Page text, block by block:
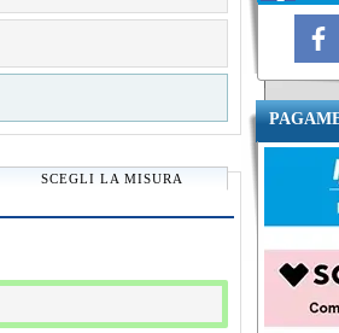
SCEGLI LA MISURA